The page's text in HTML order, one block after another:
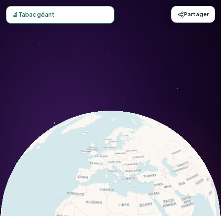
Carte d'observation du Tabac géant (Nicotiana sylvestris)
🔬 Tabac géant Partager